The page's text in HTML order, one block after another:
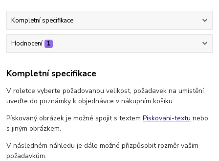
Kompletní specifikace
Hodnocení 1
Kompletní specifikace
V roletce vyberte požadovanou velikost, požadavek na umístění
uveďte do poznámky k objednávce v nákupním košíku.
Pískovaný obrázek je možné spojit s textemPiskovani-textu nebo
s jiným obrázkem.
V následném náhledu je dále možné přizpůsobit rozměr vašim
požadavkům.